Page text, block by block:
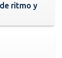
ritmo y